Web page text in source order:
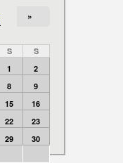
»
S
S
1
2
8
9
15
16
22
23
29
30